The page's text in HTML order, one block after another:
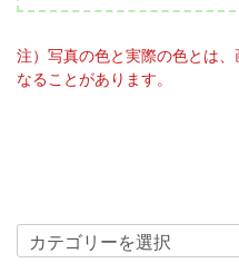
注）写真の色と実際の色とは
なることがあります。